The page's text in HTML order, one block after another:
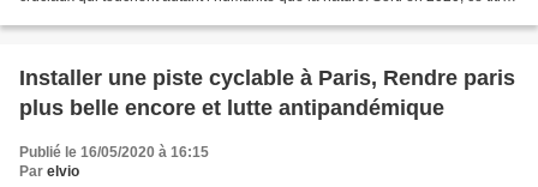
Installer une piste cyclable à Paris, Rendre paris
plus belle encore et lutte antipandémique
Publié le 16/05/2020 à 16:15
Par elvio